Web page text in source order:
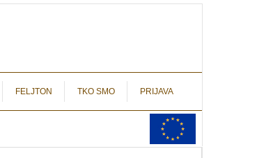
FELJTON TKO SMO PRIJAVA